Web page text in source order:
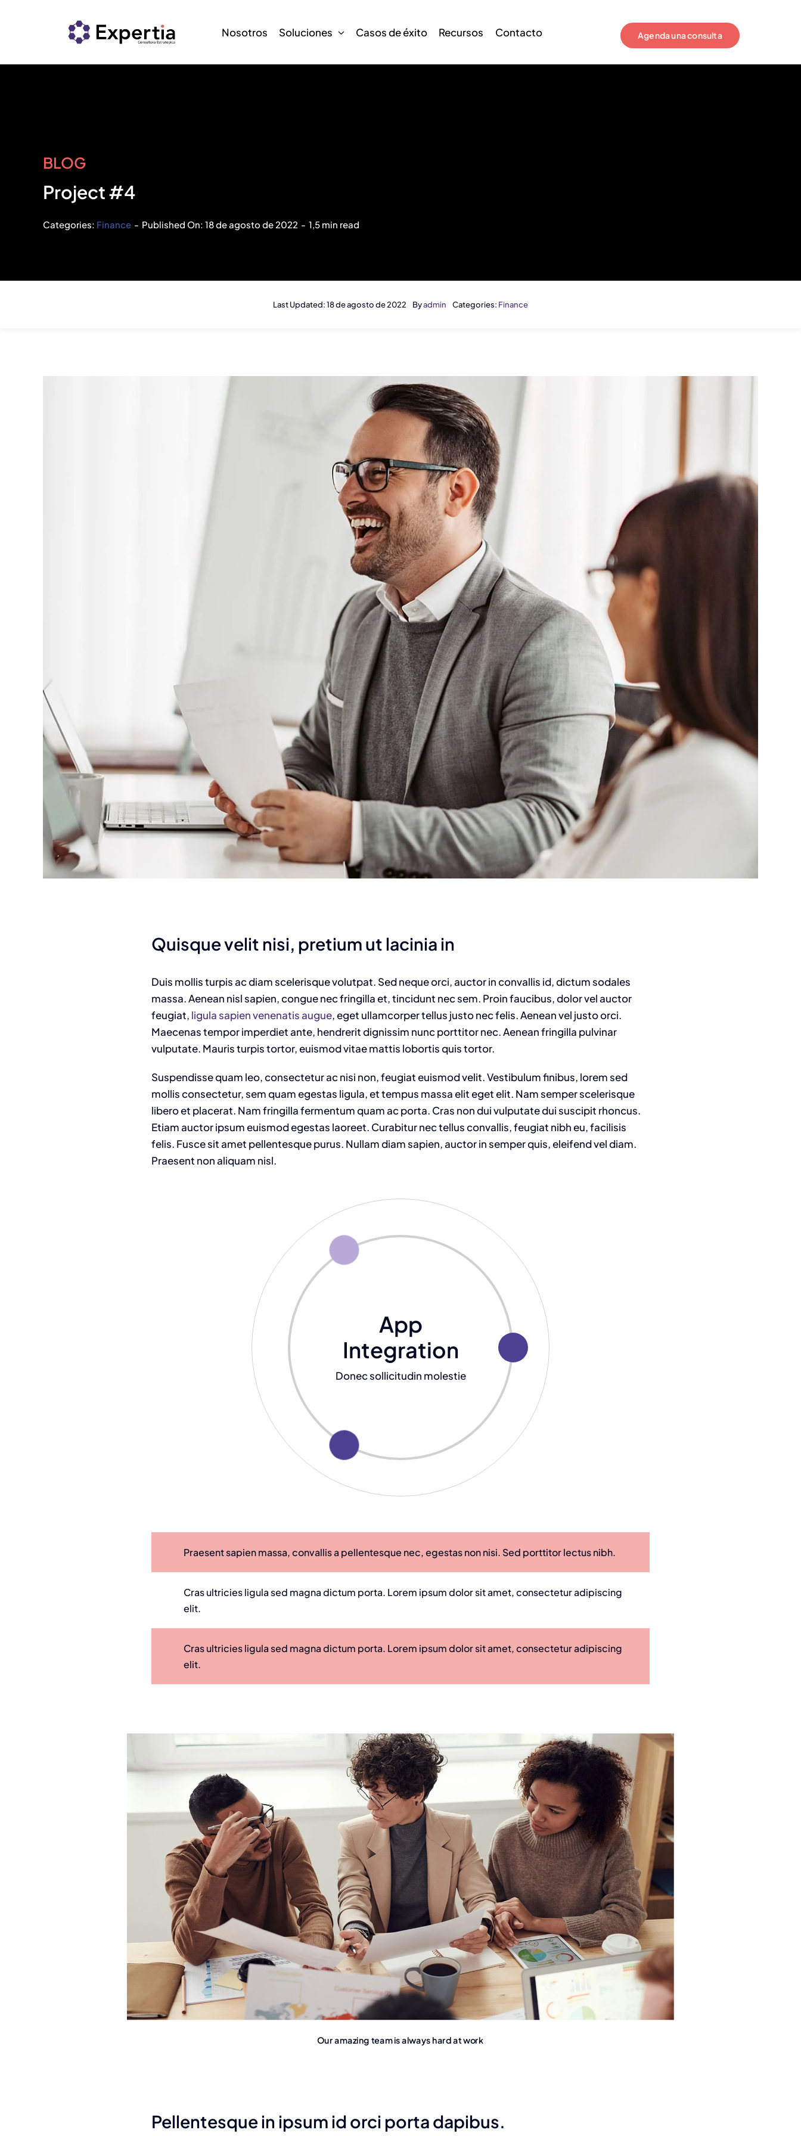
Nosotros Soluciones Casos de éxito Recursos Contacto Agenda una consulta
BLOG
Project #4
Categories: Finance - Published On: 18 de agosto de 2022 - 1,5 min read
Last Updated: 18 de agosto de 2022 Byadmin Categories: Finance
Quisque velit nisi, pretium ut lacinia in
Duis mollis turpis ac diam scelerisque volutpat. Sed neque orci, auctor in convallis id, dictum sodales
massa. Aenean nisl sapien, congue nec fringilla et, tincidunt nec sem. Proin faucibus, dolor vel auctor
feugiat, ligula sapien venenatis augue, eget ullamcorper tellus justo nec felis. Aenean vel justo orci.
Maecenas tempor imperdiet ante, hendrerit dignissim nunc porttitor nec. Aenean fringilla pulvinar
vulputate. Mauris turpis tortor, euismod vitae mattis lobortis quis tortor.
Suspendisse quam leo, consectetur ac nisi non, feugiat euismod velit. Vestibulum finibus, lorem sed
mollis consectetur, sem quam egestas ligula, et tempus massa elit eget elit. Nam semper scelerisque
libero et placerat. Nam fringilla fermentum quam ac porta. Cras non dui vulputate dui suscipit rhoncus.
Etiam auctor ipsum euismod egestas laoreet. Curabitur nec tellus convallis, feugiat nibh eu, facilisis
felis. Fusce sit amet pellentesque purus. Nullam diam sapien, auctor in semper quis, eleifend vel diam.
Praesent non aliquam nisl.
App
Integration
Donec sollicitudin molestie
Praesent sapien massa, convallis a pellentesque nec, egestas non nisi. Sed porttitor lectus nibh.
Cras ultricies ligula sed magna dictum porta. Lorem ipsum dolor sit amet, consectetur adipiscing
elit.
Cras ultricies ligula sed magna dictum porta. Lorem ipsum dolor sit amet, consectetur adipiscing
elit.
Our amazing team is always hard at work
Pellentesque in ipsum id orci porta dapibus.